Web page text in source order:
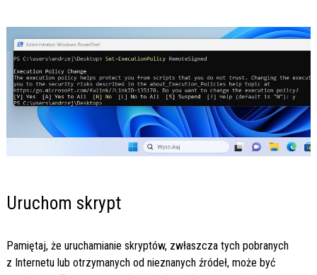
Uruchom skrypt
Pamiętaj, że uruchamianie skryptów, zwłaszcza tych pobranych
z Internetu lub otrzymanych od nieznanych źródeł, może być